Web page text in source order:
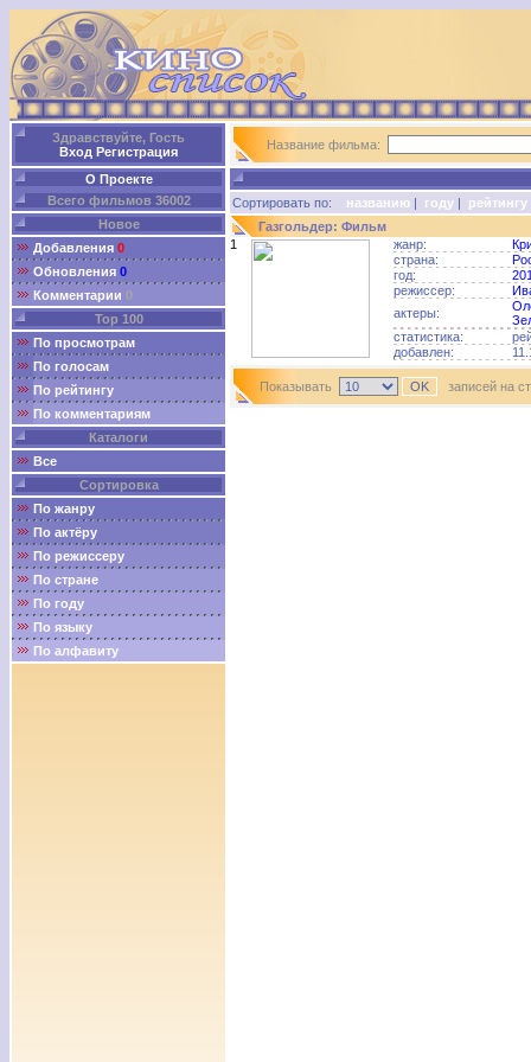
Здравствуйте, Гость
Вход Регистрация
О Проекте
Всего фильмов 36002
Новое
Добавления 0
Обновления 0
Комментарии 0
Top 100
По просмотрам
По голосам
По рейтингу
По комментариям
Каталоги
Все
Сортировка
По жанру
По актёру
По режиссеру
По стране
По году
По языку
По алфавиту
Название фильма:
Сортировать по: названию | году | рейтингу
Газгольдер: Фильм
1
жанр:
страна:
год:
режиссер:
актеры:
статистика:
добавлен:
Показывать записей на